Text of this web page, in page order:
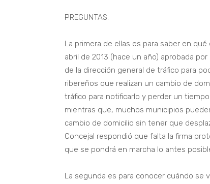
PREGUNTAS.
La primera de ellas es para saber en
abril de 2013 (hace un año) aprobada
de la dirección general de tráfico para
ribereños que realizan un cambio de
tráfico para notificarlo y perder un
mientras que, muchos municipios
cambio de domicilio sin tener que
Concejal respondió que falta la firma
que se pondrá en marcha lo antes
La segunda es para conocer cuándo se